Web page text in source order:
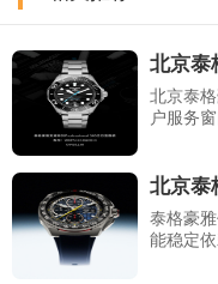
北京泰
北京泰
户服务
北京泰
泰格豪
能稳定